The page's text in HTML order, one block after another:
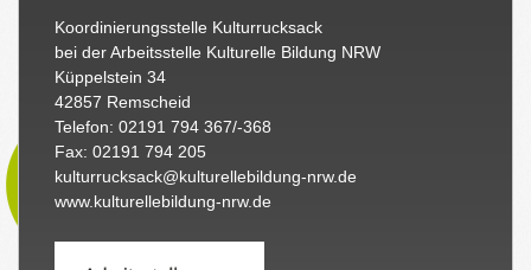
Koordinierungsstelle Kulturrucksack
bei der Arbeitsstelle Kulturelle Bildung NRW
Küppelstein 34
42857 Remscheid
Telefon: 02191 794 367/-368
Fax: 02191 794 205
kulturrucksack@kulturellebildung-nrw.de
www.kulturellebildung-nrw.de